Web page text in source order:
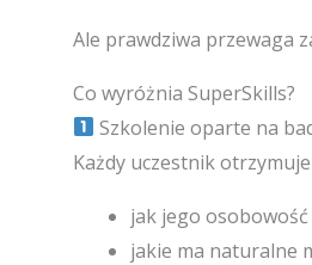
Ale prawdziwa przewaga
Co wyróżnia SuperSkills?
Szkolenie oparte na
Każdy uczestnik otrzymuje
jak jego
jakie ma naturalne